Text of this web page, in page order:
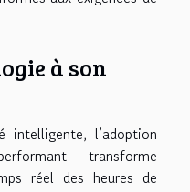
à son
intelligente, l’adoption
transforme
réel des heures de